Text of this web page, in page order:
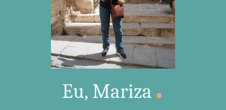
Eu, Mariza.